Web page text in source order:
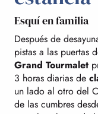
Esquí en familia
Después de
pistas a las puertas
Grand Tourmalet
3 horas diarias de
un lado al otro del
de las cumbres